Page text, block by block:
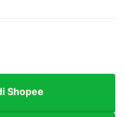
Shopee